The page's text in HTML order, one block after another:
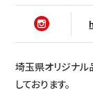
埼玉県オリジナル
しております。